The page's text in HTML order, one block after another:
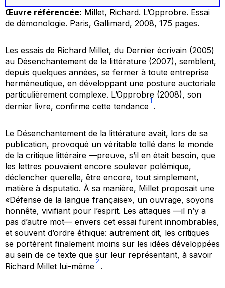
Œuvre référencée: Millet, Richard. L’Opprobre. Essai
de démonologie. Paris, Gallimard, 2008, 175 pages.
Les essais de Richard Millet, du Dernier écrivain (2005)
au Désenchantement de la littérature (2007), semblent,
depuis quelques années, se fermer à toute entreprise
herméneutique, en développant une posture auctoriale
particulièrement complexe. L’Opprobre (2008), son
dernier livre, confirme cette tendance
1
.
Le Désenchantement de la littérature avait, lors de sa
publication, provoqué un véritable tollé dans le monde
de la critique littéraire —preuve, s’il en était besoin, que
les lettres pouvaient encore soulever polémique,
déclencher querelle, être encore, tout simplement,
matière à disputatio. À sa manière, Millet proposait une
«Défense de la langue française», un ouvrage, soyons
honnête, vivifiant pour l’esprit. Les attaques —il n’y a
pas d’autre mot— envers cet essai furent innombrables,
et souvent d’ordre éthique: autrement dit, les critiques
se portèrent finalement moins sur les idées développées
au sein de ce texte que sur leur représentant, à savoir
Richard Millet lui-même
2
.